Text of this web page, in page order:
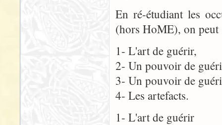
En ré-étudiant les
(hors HoME), on peut
1- L'art de guérir,
2- Un pouvoir de
3- Un pouvoir de
4- Les artefacts.
1- L'art de guérir